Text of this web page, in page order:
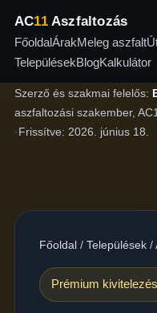
AC11Aszfaltozás
FőoldalÁrakMeleg aszfalt
TelepülésekBlogKalkulátor
Szerző és szakmai felelős:
aszfaltozási szakember,
·Frissítve: 2026. június 18.
Főoldal/ Települések/
Prémium